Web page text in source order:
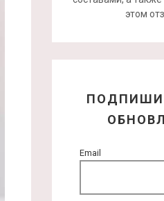
этом
Email